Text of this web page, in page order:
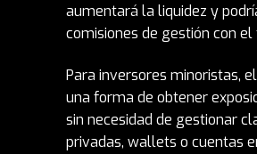
aumentará la liquidez y
comisiones de gestión con el
Para inversores minoristas,
una forma de obtener
sin necesidad de gestionar
privadas, wallets o cuentas